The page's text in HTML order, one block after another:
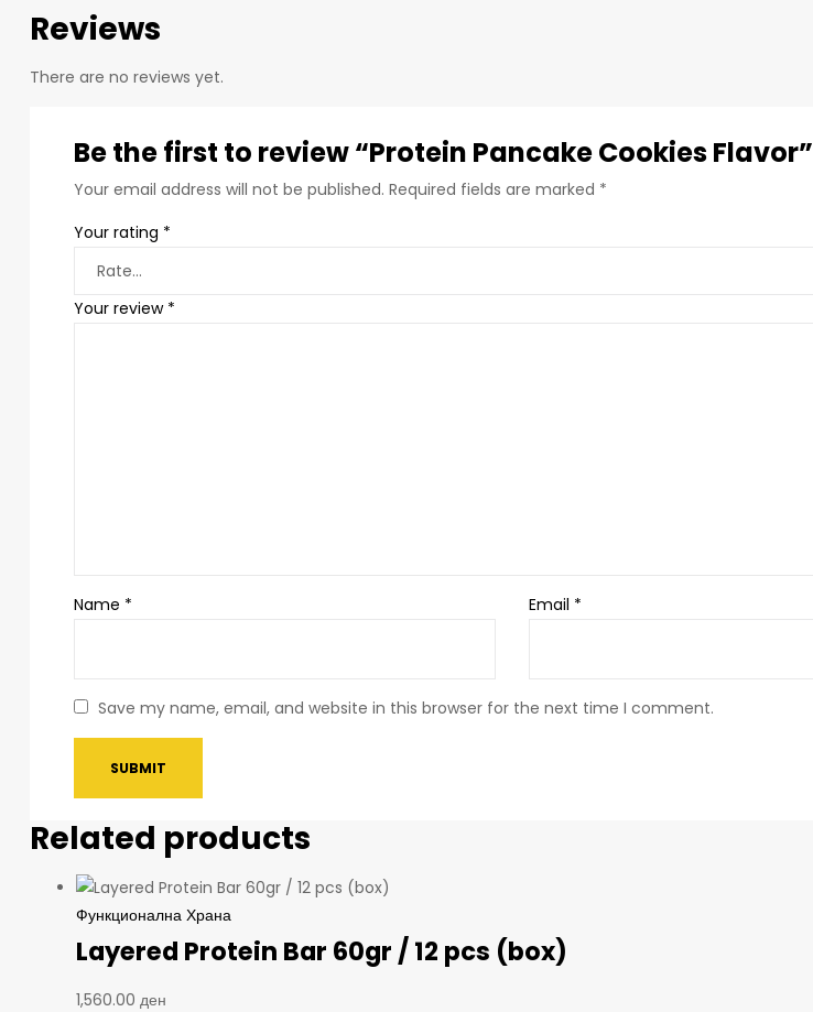
Reviews
There are no reviews yet.
Be the first to review “Protein Pancake Cookies Flavor”
Your email address will not be published. Required fields are marked *
Your rating *
Your review *
Name * Email *
Save my name, email, and website in this browser for the next time I comment.
Related products
Функционална Храна
Layered Protein Bar 60gr / 12 pcs (box)
1,560.00 ден